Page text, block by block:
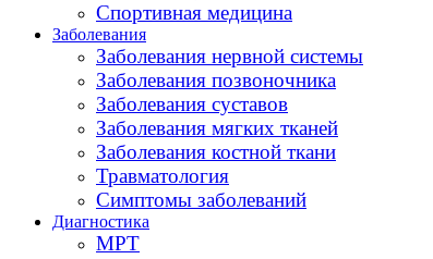
Спортивная медицина
Заболевания
Заболевания нервной системы
Заболевания позвоночника
Заболевания суставов
Заболевания мягких тканей
Заболевания костной ткани
Травматология
Симптомы заболеваний
Диагностика
МРТ